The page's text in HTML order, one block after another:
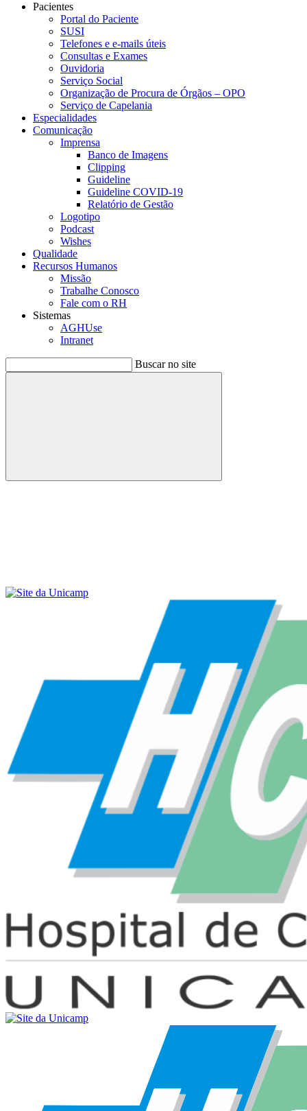
Pacientes
Portal do Paciente
SUSI
Telefones e e-mails úteis
Consultas e Exames
Ouvidoria
Serviço Social
Organização de Procura de Órgãos – OPO
Serviço de Capelania
Especialidades
Comunicação
Imprensa
Banco de Imagens
Clipping
Guideline
Guideline COVID-19
Relatório de Gestão
Logotipo
Podcast
Wishes
Qualidade
Recursos Humanos
Missão
Trabalhe Conosco
Fale com o RH
Sistemas
AGHUse
Intranet
Buscar no site
Buscar